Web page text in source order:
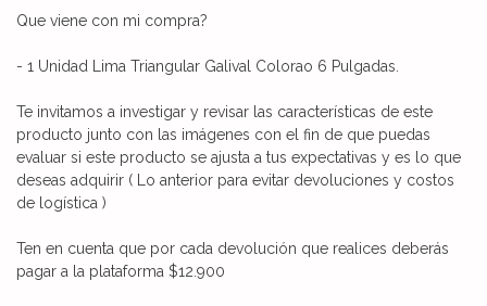
Que viene con mi compra?
- 1 Unidad Lima Triangular Galival Colorao 6 Pulgadas.
Te invitamos a investigar y revisar las características de este
producto junto con las imágenes con el fin de que puedas
evaluar si este producto se ajusta a tus expectativas y es lo que
deseas adquirir ( Lo anterior para evitar devoluciones y costos
de logística )
Ten en cuenta que por cada devolución que realices deberás
pagar a la plataforma $12.900